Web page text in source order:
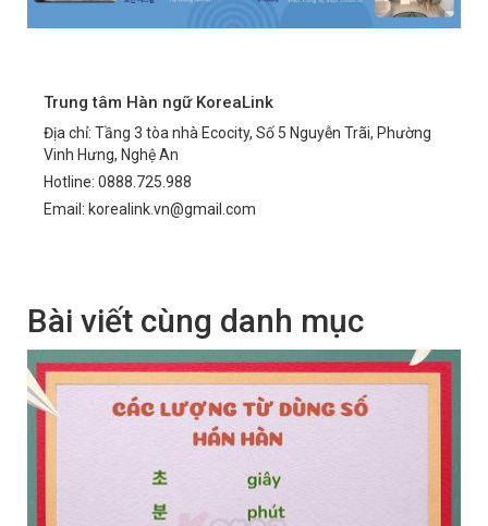
Trung tâm Hàn ngữ KoreaLink
Địa chỉ: Tầng 3 tòa nhà Ecocity, Số 5 Nguyễn Trãi, Phường
Vinh Hưng, Nghệ An
Hotline: 0888.725.988
Email: korealink.vn@gmail.com
Bài viết cùng danh mục